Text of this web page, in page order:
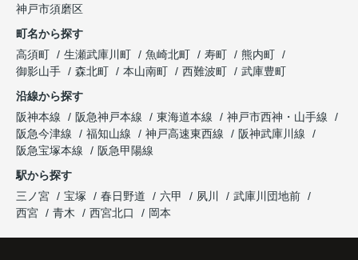
これからの暮らしを前向きに考えられるようにな
り、住み替えを決断して本当に良かったと思ってい
ます。
になりました。
長年守ってきた資産を安心して引き継ぐことがで
き、家族全員が納得できる売却となりました。
明してくださいました。
販売活動では、西宮北口駅へのアクセス、阪急西宮
ガーデンズ、教育施設、商業施設など、このエリア
した。
購入されたご家族は、
と大変喜ばれ、この住まいを選ばれました。
住み替え後は家族それぞれの通勤・通学時間が短く
神戸市須磨区
町名から探す
高須町
生瀬武庫川町 魚崎北町 寿町
熊内町
御影山手
森北町 本山南町 西難波町
武庫豊町
沿線から探す
阪神本線
阪急神戸本線 東海道本線
神戸市西神・山手線
阪急今津線
福知山線 神戸高速東西線
阪神武庫川線
阪急宝塚本線
阪急甲陽線
駅から探す
三ノ宮
宝塚 春日野道 六甲 夙川
武庫川団地前
西宮
青木 西宮北口 岡本